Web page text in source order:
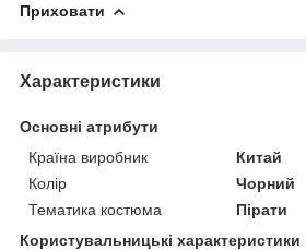
Приховати
Характеристики
Основні атрибути
Країна виробник
Китай
Колір
Чорний
Тематика костюма
Пірати
Користувальницькі характеристики